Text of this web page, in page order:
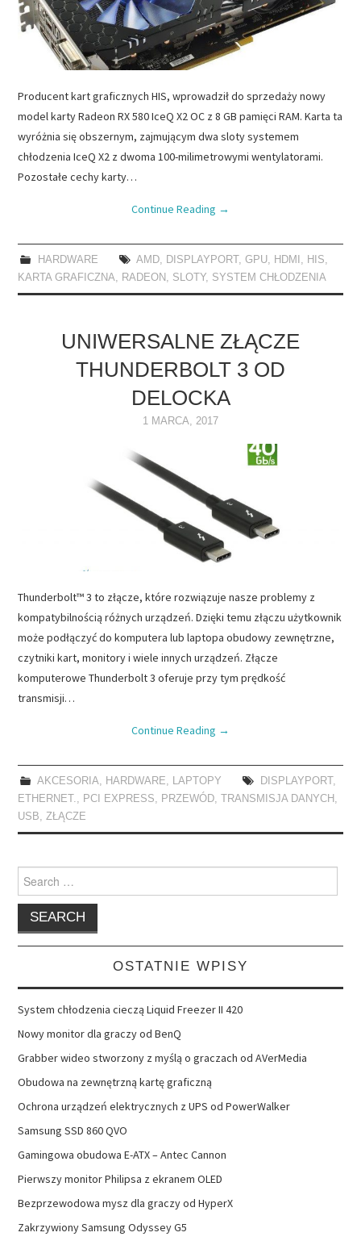
Producent kart graficznych HIS, wprowadził do sprzedaży nowy
model karty Radeon RX 580 IceQ X2 OC z 8 GB pamięci RAM. Karta ta
wyróżnia się obszernym, zajmującym dwa sloty systemem
chłodzenia IceQ X2 z dwoma 100-milimetrowymi wentylatorami.
Pozostałe cechy karty…
Continue Reading →
HARDWARE AMD, DISPLAYPORT , GPU, HDMI , HIS,
KARTA GRAFICZNA, RADEON , SLOTY, SYSTEM CHŁODZENIA
UNIWERSALNE ZŁĄCZE
THUNDERBOLT 3 OD
DELOCKA
1 MARCA, 2017
Thunderbolt™ 3 to złącze, które rozwiązuje nasze problemy z
kompatybilnością różnych urządzeń. Dzięki temu złączu użytkownik
może podłączyć do komputera lub laptopa obudowy zewnętrzne,
czytniki kart, monitory i wiele innych urządzeń. Złącze
komputerowe Thunderbolt 3 oferuje przy tym prędkość
transmisji…
Continue Reading →
AKCESORIA, HARDWARE, LAPTOPY DISPLAYPORT ,
ETHERNET., PCI EXPRESS, PRZEWÓD, TRANSMISJA DANYCH ,
USB,ZŁĄCZE
Search
for:
OSTATNIE WPISY
System chłodzenia cieczą Liquid Freezer II 420
Nowy monitor dla graczy od BenQ
Grabber wideo stworzony z myślą o graczach od AVerMedia
Obudowa na zewnętrzną kartę graficzną
Ochrona urządzeń elektrycznych z UPS od PowerWalker
Samsung SSD 860 QVO
Gamingowa obudowa E-ATX – Antec Cannon
Pierwszy monitor Philipsa z ekranem OLED
Bezprzewodowa mysz dla graczy od HyperX
Zakrzywiony Samsung Odyssey G5